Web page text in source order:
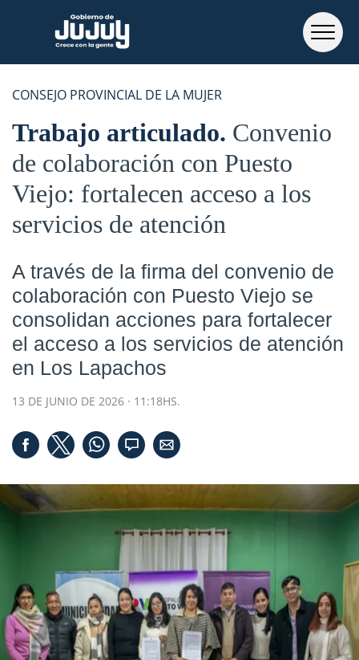
CONSEJO PROVINCIAL DE LA MUJER
Trabajo articulado Convenio
de colaboración con Puesto
Viejo: fortalecen acceso a los
servicios de atención
A través de la firma del convenio de
colaboración con Puesto Viejo se
consolidan acciones para fortalecer
el acceso a los servicios de atención
en Los Lapachos
13 DE JUNIO DE 2026 · 11:18HS.